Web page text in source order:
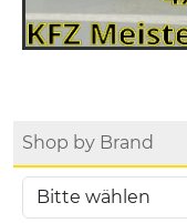
Shop by Brand